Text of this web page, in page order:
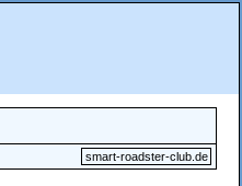
smart-roadster-club.de